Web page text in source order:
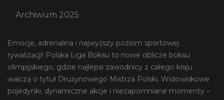
Archiwum 2025
Emocje, adrenalina i najwyższy poziom sportowej
rywalizacji! Polska Liga Boksu to nowe oblicze boksu
olimpijskiego, gdzie najlepsi zawodnicy z całego kraju
walczą o tytuł Drużynowego Mistrza Polski. Widowiskowe
pojedynki, dynamiczne akcje i niezapomniane momenty –